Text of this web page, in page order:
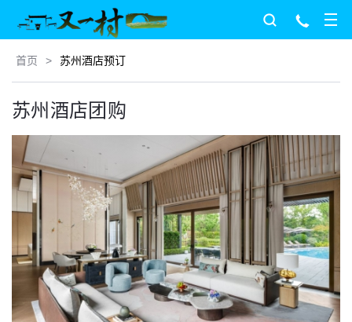
首页 > 苏州酒店预订
苏州酒店团购